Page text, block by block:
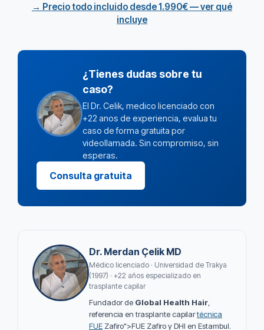
→ Precio todo incluido desde 1.990€ — ver qué
incluye
¿Tienes dudas sobre tu
caso?
El Dr. Celik, medico licenciado con
+22 anos de experiencia, evalua tu
caso de forma gratuita por
videollamada. Sin compromiso, sin
esperas.
Consulta gratuita
Dr. Merdan Çelik MD
Médico licenciado · Universidad de Trakya
(1997) · +22 años especializado en
trasplante capilar
Fundador de Global Health Hair
referencia en trasplante capilartécnica
FUE Zafiro">FUE Zafiro y DHI en Estambul.